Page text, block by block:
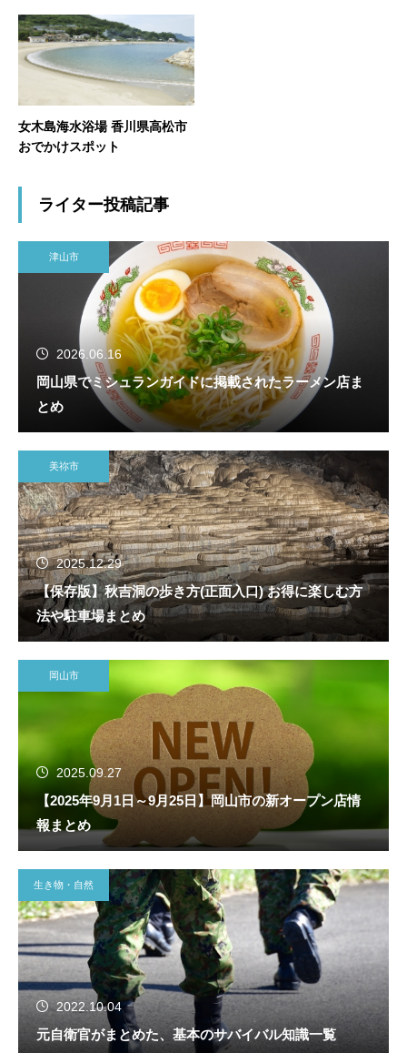
女木島海水浴場 香川県高松市
おでかけスポット
ライター投稿記事
津山市
2026.06.16
岡山県でミシュランガイドに掲載されたラーメン店ま
とめ
美祢市
2025.12.29
【保存版】秋吉洞の歩き方(正面入口) お得に楽しむ方
法や駐車場まとめ
岡山市
2025.09.27
【2025年9月1日～9月25日】岡山市の新オープン店情
報まとめ
生き物・自然
2022.10.04
元自衛官がまとめた、基本のサバイバル知識一覧